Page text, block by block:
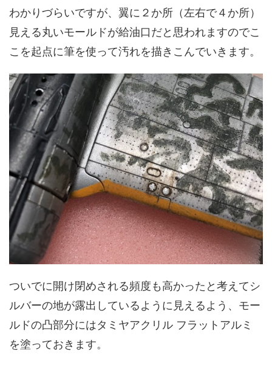
わかりづらいですが、翼に２か所（左右で４か所）
見える丸いモールドが給油口だと思われますのでこ
こを起点に筆を使って汚れを描きこんでいきます。
ついでに開け閉めされる頻度も高かったと考えてシ
ルバーの地が露出しているように見えるよう、モー
ルドの凸部分にはタミヤアクリル フラットアルミ
を塗っておきます。